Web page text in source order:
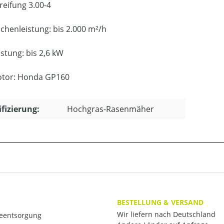
3.00-4
bis 2.000 m²/h
bis 2,6 kW
Honda GP160
Hochgras-Rasenmäher
BESTELLUNG & VERSAND
Wir liefern nach Deutschland